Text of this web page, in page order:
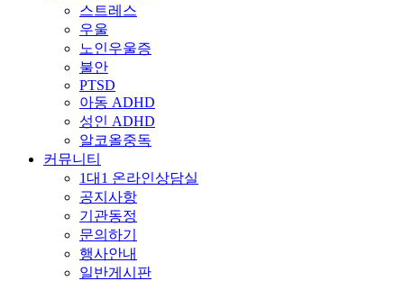
스트레스
우울
노인우울증
불안
PTSD
아동 ADHD
성인 ADHD
알코올중독
커뮤니티
1대1 온라인상담실
공지사항
기관동정
문의하기
행사안내
일반게시판